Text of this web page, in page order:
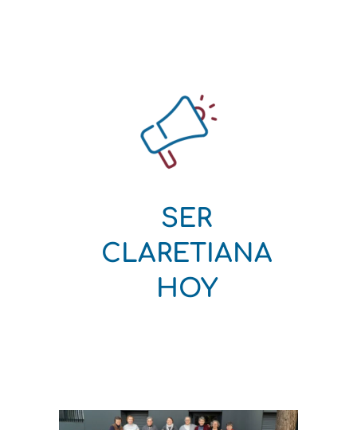
SER
CLARETIANA
HOY